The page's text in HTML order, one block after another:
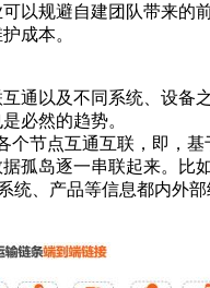
以规避自建团队带来的
成本。
互通以及不同系统、设备
必然的趋势。
个节点互通互联，即，基
孤岛逐一串联起来。比
统、产品等信息都内外